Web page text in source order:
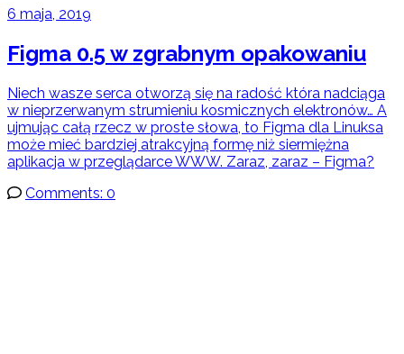
6 maja, 2019
Figma 0.5 w zgrabnym opakowaniu
Niech wasze serca otworzą się na radość która nadciąga
w nieprzerwanym strumieniu kosmicznych elektronów… A
ujmując całą rzecz w proste słowa, to Figma dla Linuksa
może mieć bardziej atrakcyjną formę niż siermiężna
aplikacja w przeglądarce WWW. Zaraz, zaraz – Figma?
Comments: 0